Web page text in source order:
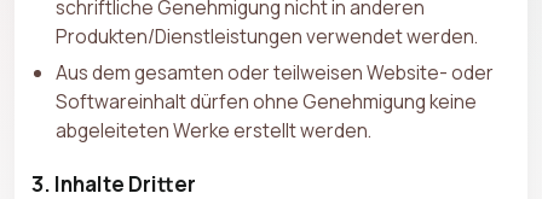
schriftliche Genehmigung nicht in anderen
Produkten/Dienstleistungen verwendet werden.
Aus dem gesamten oder teilweisen Website- oder
Softwareinhalt dürfen ohne Genehmigung keine
abgeleiteten Werke erstellt werden.
3. Inhalte Dritter